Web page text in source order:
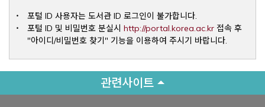
포털 ID 사용자는 도서관 ID 로그인이 불가합니다.
포털 ID 및 비밀번호 분실시 http://portal.korea.ac.krOpens a
접속 후
"아이디/비밀번호 찾기" 기능을 이용하여 주시기 바랍니다.
관련사이트